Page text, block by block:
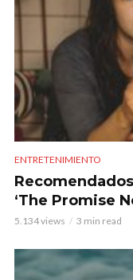
ENTRETENIMIENTO
‘The Promise
5.134 views 3 min read